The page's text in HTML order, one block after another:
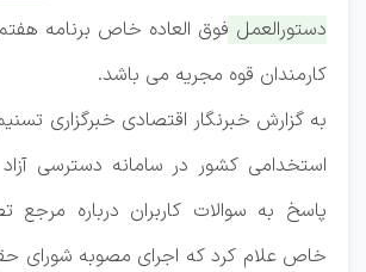
دستورالعمل فوق العاده خاص برنامه
کارمندان قوه مجریه می باشد.
به گزارش خبرنگار اقتصادی خبرگزاری
استخدامی کشور در سامانه دسترسی
پاسخ به سوالات کاربران درباره مرجع
خاص علام کرد که اجرای مصوبه شورای